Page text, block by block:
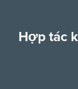
Hợp tác